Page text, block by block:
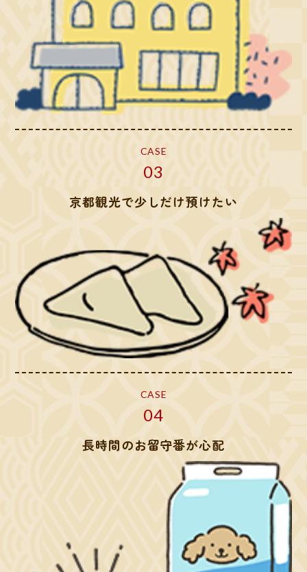
CASE
03
京都観光で少しだけ預けたい
CASE
04
長時間のお留守番が心配